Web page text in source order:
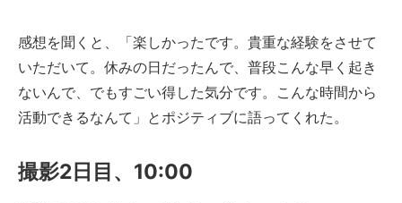
感想を聞くと、「楽しかったです。貴重な経験をさせて
いただいて。休みの日だったんで、普段こんな早く起き
ないんで、でもすごい得した気分です。こんな時間から
活動できるなんて」とポジティブに語ってくれた。
撮影2日目、10:00